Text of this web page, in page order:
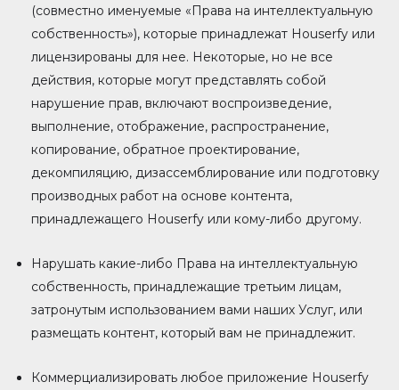
(совместно именуемые «Права на интеллектуальную
собственность»), которые принадлежат Houserfy или
лицензированы для нее. Некоторые, но не все
действия, которые могут представлять собой
нарушение прав, включают воспроизведение,
выполнение, отображение, распространение,
копирование, обратное проектирование,
декомпиляцию, дизассемблирование или подготовку
производных работ на основе контента,
принадлежащего Houserfy или кому-либо другому.
Нарушать какие-либо Права на интеллектуальную
собственность, принадлежащие третьим лицам,
затронутым использованием вами наших Услуг, или
размещать контент, который вам не принадлежит.
Коммерциализировать любое приложение Houserfy